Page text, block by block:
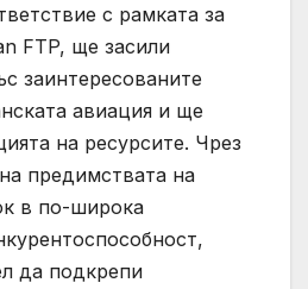
с рамката за
FTP, ще засили
заинтересованите
авиация и ще
на ресурсите. Чрез
предимствата на
в по-широка
да подкрепи